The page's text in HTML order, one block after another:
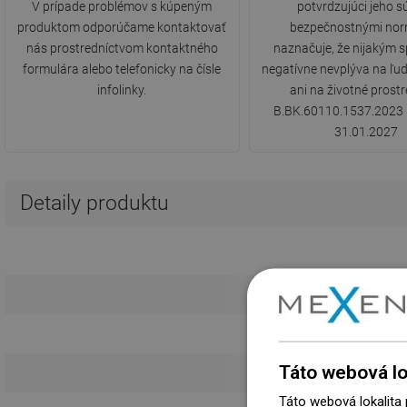
V prípade problémov s kúpeným
produktom odporúčame kontaktovať
nás prostredníctvom kontaktného
formulára alebo telefonicky na čísle
infolinky.
potvrdzujúci jeho
bezpečnostnými
naznačuje, že nijakým
negatívne nevplýva na
ani na životné
31.01.2027
Detaily produktu
Táto webová
Táto webová lokalita